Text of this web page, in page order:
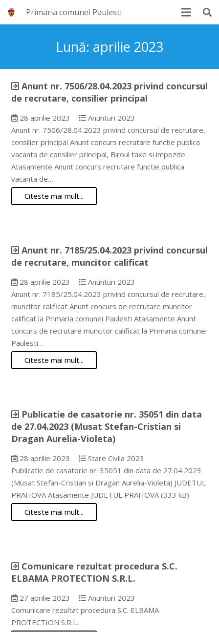
Primaria comunei Paulesti
Lună: aprilie 2023
Anunt nr. 7506/28.04.2023 privind concursul
de recrutare, consilier principal
28 aprilie 2023
Anunturi 2023
Anunt nr. 7506/28.04.2023 privind concursul de recrutare,
consilier principal Anunt concurs recrutare functie publica
vacanta de consilier principal, Biroul taxe si impozite
Atasamente Anunt concurs recrutare functie publica
vacanta de…
Citeste mai mult...
Anunt nr. 7185/25.04.2023 privind concursul
de recrutare, muncitor calificat
28 aprilie 2023
Anunturi 2023
Anunt nr. 7185/25.04.2023 privind concursul de recrutare,
muncitor calificat Anunt concurs de recrutare muncitor
calificat la Primaria comunei Paulesti Atasamente Anunt
concurs de recrutare muncitor calificat la Primaria comunei
Paulesti…
Citeste mai mult...
Publicatie de casatorie nr. 35051 din data
de 27.04.2023 (Musat Stefan-Cristian si
Dragan Aurelia-Violeta)
28 aprilie 2023
Stare Civila 2023
Publicatie de casatorie nr. 35051 din data de 27.04.2023
(Musat Stefan-Cristian si Dragan Aurelia-Violeta) JUDETUL
PRAHOVA Atasamente JUDETUL PRAHOVA (333 kB)
Citeste mai mult...
Comunicare rezultat procedura S.C.
ELBAMA PROTECTION S.R.L.
27 aprilie 2023
Anunturi 2023
Comunicare rezultat procedura S.C. ELBAMA
PROTECTION S.R.L.